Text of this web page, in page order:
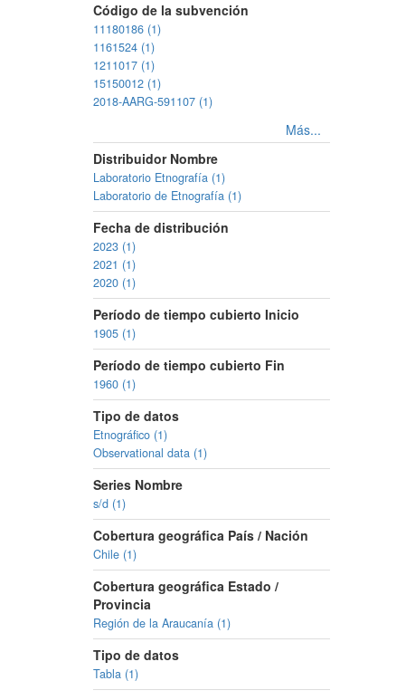
Código de la subvención
11180186 (1)
1161524 (1)
1211017 (1)
15150012 (1)
2018-AARG-591107 (1)
Más...
Distribuidor Nombre
Laboratorio Etnografía (1)
Laboratorio de Etnografía (1)
Fecha de distribución
2023 (1)
2021 (1)
2020 (1)
Período de tiempo cubierto Inicio
1905 (1)
Período de tiempo cubierto Fin
1960 (1)
Tipo de datos
Etnográfico (1)
Observational data (1)
Series Nombre
s/d (1)
Cobertura geográfica País / Nación
Chile (1)
Cobertura geográfica Estado /
Provincia
Región de la Araucanía (1)
Tipo de datos
Tabla (1)